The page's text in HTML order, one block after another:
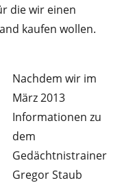
die wir einen
kaufen wollen.
Nachdem wir im
März 2013
Informationen zu
dem
Gedächtnistrainer
Gregor Staub